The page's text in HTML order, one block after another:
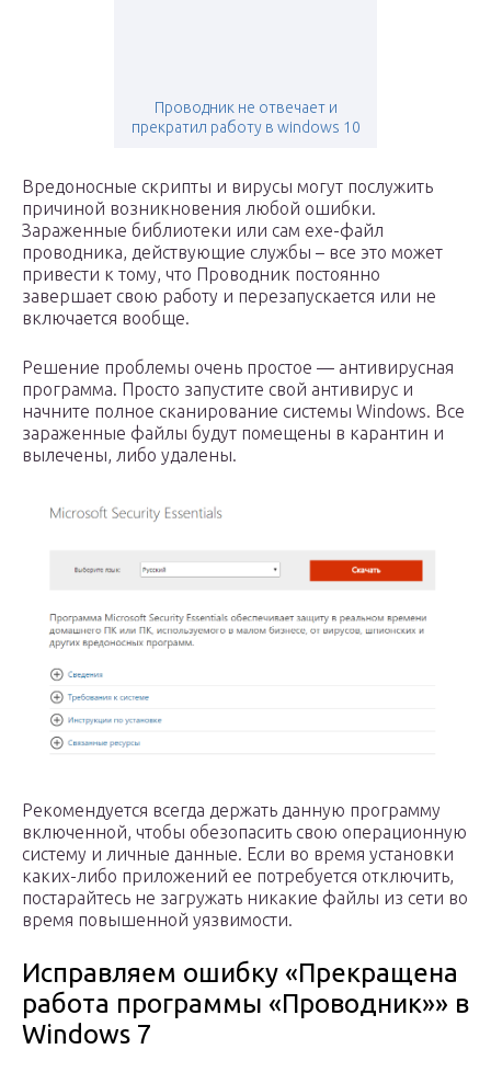
Проводник не отвечает и
прекратил работу в windows 10
Вредоносные скрипты и вирусы могут послужить
причиной возникновения любой ошибки.
Зараженные библиотеки или сам exe-файл
проводника, действующие службы – все это может
привести к тому, что Проводник постоянно
завершает свою работу и перезапускается или не
включается вообще.
Решение проблемы очень простое — антивирусная
программа. Просто запустите свой антивирус и
начните полное сканирование системы Windows. Все
зараженные файлы будут помещены в карантин и
вылечены, либо удалены.
Рекомендуется всегда держать данную программу
включенной, чтобы обезопасить свою операционную
систему и личные данные. Если во время установки
каких-либо приложений ее потребуется отключить,
постарайтесь не загружать никакие файлы из сети во
время повышенной уязвимости.
Исправляем ошибку «Прекращена
работа программы «Проводник»» в
Windows 7